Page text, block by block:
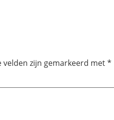
velden zijn gemarkeerd met*